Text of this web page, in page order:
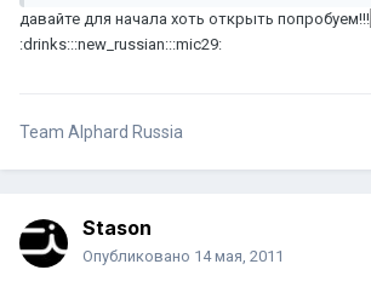
давайте для начала хоть открыть попробуем!!!
:drinks:::new_russian:::mic29:
Team Alphard Russia
Stason
Опубликовано 14 мая, 2011